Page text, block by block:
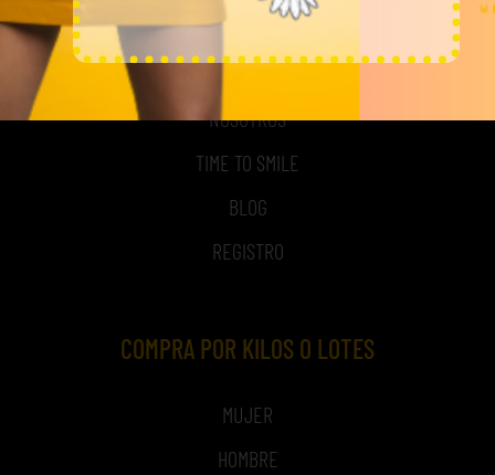
MI CUENTA
ACCESO A MI CUENTA
NOSOTROS
TIME TO SMILE
BLOG
REGISTRO
COMPRA POR KILOS O LOTES
MUJER
HOMBRE